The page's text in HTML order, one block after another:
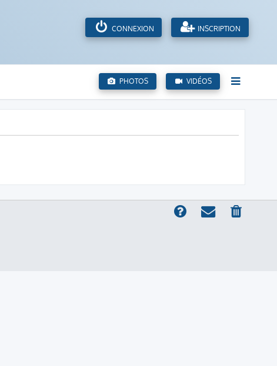
CONNEXION INSCRIPTION
PHOTOS VIDÉOS